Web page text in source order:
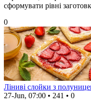
сформувати рівні
0
Ліниві слойки з
27-Jun, 07:00 • 241 • 0